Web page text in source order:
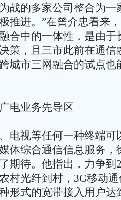
战的多家公司整合为一
推进。”在曾介忠看来
合中的一体性，是由于
策，且三市此前在通信
城市三网融合的试点也
业务先导区
视等任何一种终端可
体综合通信信息服务，
期待。他指出，力争到
村光纤到村，3G移动
形式的宽带接入用户达